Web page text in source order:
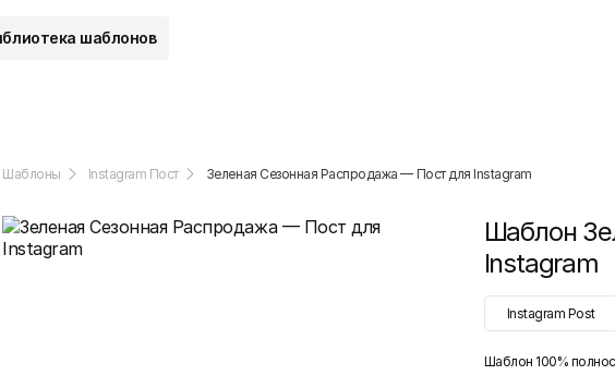
шаблонов
Шаблоны Instagram Пост Зеленая Сезонная Распродажа — Пост для Instagram
Шаблон
Instagram
Instagram Post
Шаблон 100%